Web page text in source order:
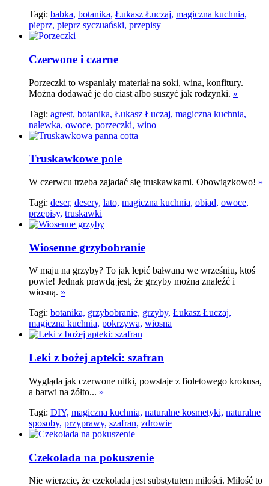
Tagi: babka, botanika, Łukasz Łuczaj, magiczna kuchnia,
pieprz, pieprz syczuański, przepisy
Czerwone i czarne
Porzeczki to wspaniały materiał na soki, wina, konfitury.
Można dodawać je do ciast albo suszyć jak rodzynki. »
Tagi: agrest, botanika, Łukasz Łuczaj, magiczna kuchnia,
nalewka, owoce, porzeczki, wino
Truskawkowe pole
W czerwcu trzeba zajadać się truskawkami. Obowiązkowo! »
Tagi: deser, desery, lato, magiczna kuchnia, obiad, owoce,
przepisy, truskawki
Wiosenne grzybobranie
W maju na grzyby? To jak lepić bałwana we wrześniu, ktoś
powie! Jednak prawdą jest, że grzyby można znaleźć i
wiosną. »
Tagi: botanika, grzybobranie, grzyby, Łukasz Łuczaj,
magiczna kuchnia, pokrzywa, wiosna
Leki z bożej apteki: szafran
Wygląda jak czerwone nitki, powstaje z fioletowego krokusa,
a barwi na żółto... »
Tagi: DIY, magiczna kuchnia, naturalne kosmetyki, naturalne
sposoby, przyprawy, szafran, zdrowie
Czekolada na pokuszenie
Nie wierzcie, że czekolada jest substytutem miłości. Miłość to